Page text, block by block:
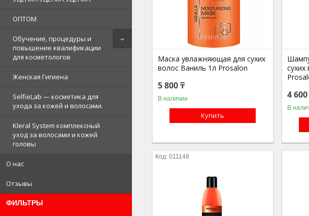
ОПТОМ
Обучение, процедуры и
повышение квалификации
для косметологов
Женская Гигиена
SelfieLab — косметика для
ухода за кожей и волосами.
Kleral System комплексный
уход за волосами и кожей
головы
О нас
Отзывы
ФИЛЬТРЫ
Маска увлажняющая для сухих
волос Ваниль 1л Prosalon
5 800 ₸
В наличии
Купить
4
В
011148